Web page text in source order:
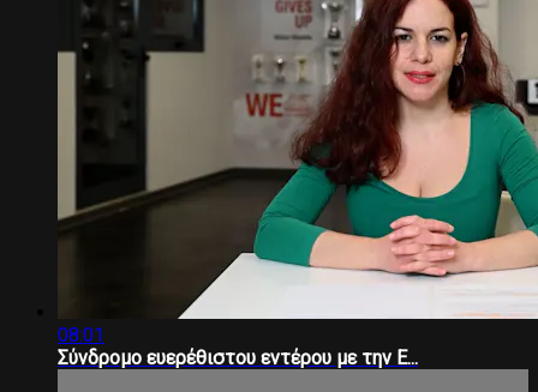
08:01
Σύνδρομο ευερέθιστου εντέρου με την Ε...